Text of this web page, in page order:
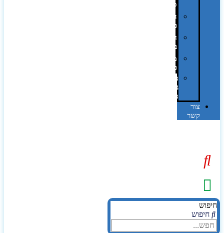
סובלימציה
הדפס
פרוצס
חריטה
בלייזר
מהו
פנטון?
מיתוג
באמצעות
מדבקות
צור
קשר
חיפוש